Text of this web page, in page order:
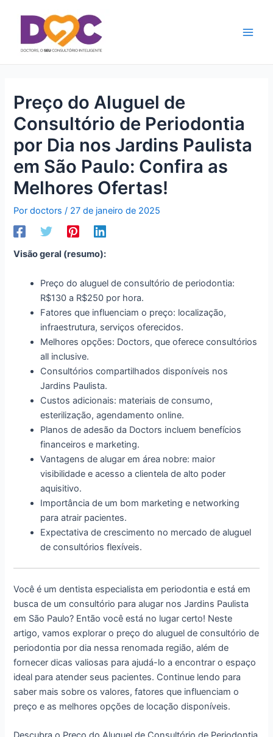
conteúdo
Preço do Aluguel de
Consultório de Periodontia
por Dia nos Jardins Paulista
em São Paulo: Confira as
Melhores Ofertas!
Pordoctors/ 27 de janeiro de 2025
Visão geral (resumo):
Preço do aluguel de consultório de periodontia:
R$130 a R$250 por hora.
Fatores que influenciam o preço: localização,
infraestrutura, serviços oferecidos.
Melhores opções: Doctors, que oferece consultórios
all inclusive.
Consultórios compartilhados disponíveis nos
Jardins Paulista.
Custos adicionais: materiais de consumo,
esterilização, agendamento online.
Planos de adesão da Doctors incluem benefícios
financeiros e marketing.
Vantagens de alugar em área nobre: maior
visibilidade e acesso a clientela de alto poder
aquisitivo.
Importância de um bom marketing e networking
para atrair pacientes.
Expectativa de crescimento no mercado de aluguel
de consultórios flexíveis.
Você é um dentista especialista em periodontia e está em
busca de um consultório para alugar nos Jardins Paulista
em São Paulo? Então você está no lugar certo! Neste
artigo, vamos explorar o preço do aluguel de consultório de
periodontia por dia nessa renomada região, além de
fornecer dicas valiosas para ajudá-lo a encontrar o espaço
ideal para atender seus pacientes. Continue lendo para
saber mais sobre os valores, fatores que influenciam o
preço e as melhores opções de locação disponíveis.